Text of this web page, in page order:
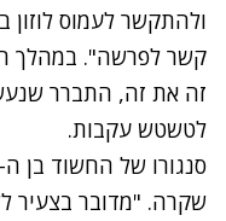
ולהתקשר לעמוס לוזון
קשר לפרשה". במהלך
זה את זה, התברר
לטשטש עקבות.
שקרה. "מדובר בצעיר